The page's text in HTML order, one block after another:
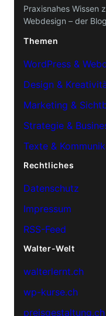
Praxisnahes Wissen
Webdesign – der
Themen
WordPress &
Design &
Marketing &
Strategie &
Texte &
Rechtliches
Datenschutz
Impressum
RSS-Feed
Walter-Welt
walterlernt.ch
wp-kurse.ch
preisgestaltung.ch